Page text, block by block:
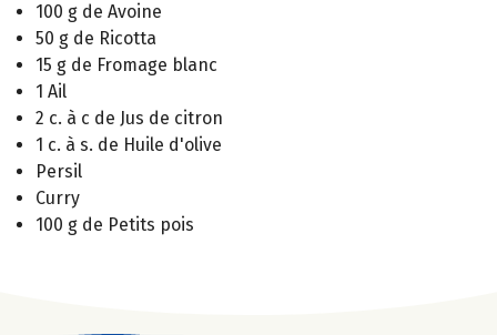
100 g de Avoine
50 g de Ricotta
15 g de Fromage blanc
1 Ail
2 c. à c de Jus de citron
1 c. à s. de Huile d'olive
Persil
Curry
100 g de Petits pois